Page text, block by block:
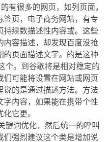
有很多的网页，如列页面，
签页，电子商务网站，有专
持续数描述性内容或。这些
内容描述，却发现百度没抢
的页面描述文字。的是这种
个。到谷歌将是相对稳定的
可能将设置在网站或网页
说的是通过描述方法。方法
字内容，如果能在携带个性
它更。
键词优化，然后统一的呼叫
们强烈建议这个类是增加说